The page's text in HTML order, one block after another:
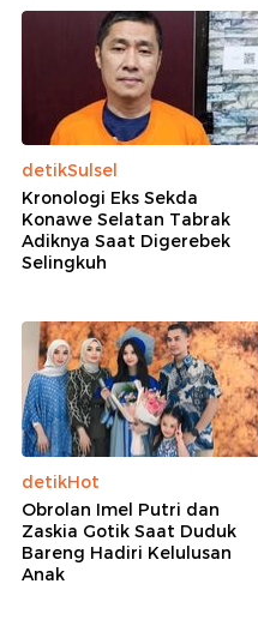
detikSulsel
Kronologi Eks Sekda
Konawe Selatan Tabrak
Adiknya Saat Digerebek
Selingkuh
detikHot
Obrolan Imel Putri dan
Zaskia Gotik Saat Duduk
Bareng Hadiri Kelulusan
Anak